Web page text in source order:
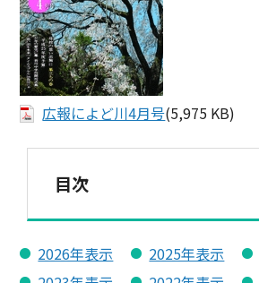
広報によど川4月号(5,975 KB)
目次
2026年表示 2025年表示